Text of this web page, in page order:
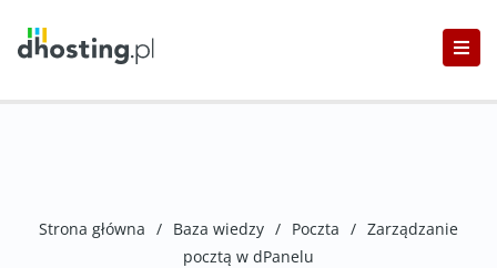
Strona główna / Baza wiedzy / Poczta / Zarządzanie
pocztą w dPanelu